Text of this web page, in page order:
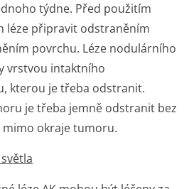
týdne. Před použitím
léze připravit odstraněním
povrchu. Léze nodulárního
vrstvou intaktního
kterou je třeba odstranit.
je třeba jemně odstranit bez
mimo okraje tumoru.